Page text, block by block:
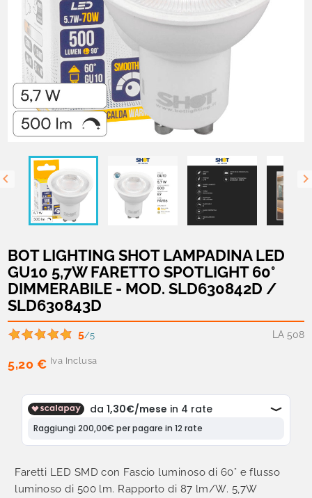
BOT LIGHTING SHOT LAMPADINA LED
GU10 5,7W FARETTO SPOTLIGHT 60°
DIMMERABILE - MOD. SLD630842D /
SLD630843D
LA 508
5/5
5,20 € Iva Inclusa
Faretti LED SMD con Fascio luminoso di 60° e flusso
luminoso di 500 lm. Rapporto di 87 lm/W. 5,7W